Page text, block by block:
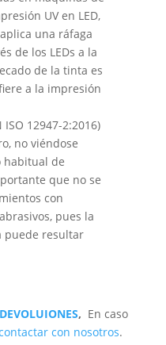
UV en LED,
una ráfaga
de los LEDs a la
de la tinta es
a la impresión
12947-2:2016)
no viéndose
habitual de
que no se
con
pues la
puede resultar
, En caso
con nosotros.